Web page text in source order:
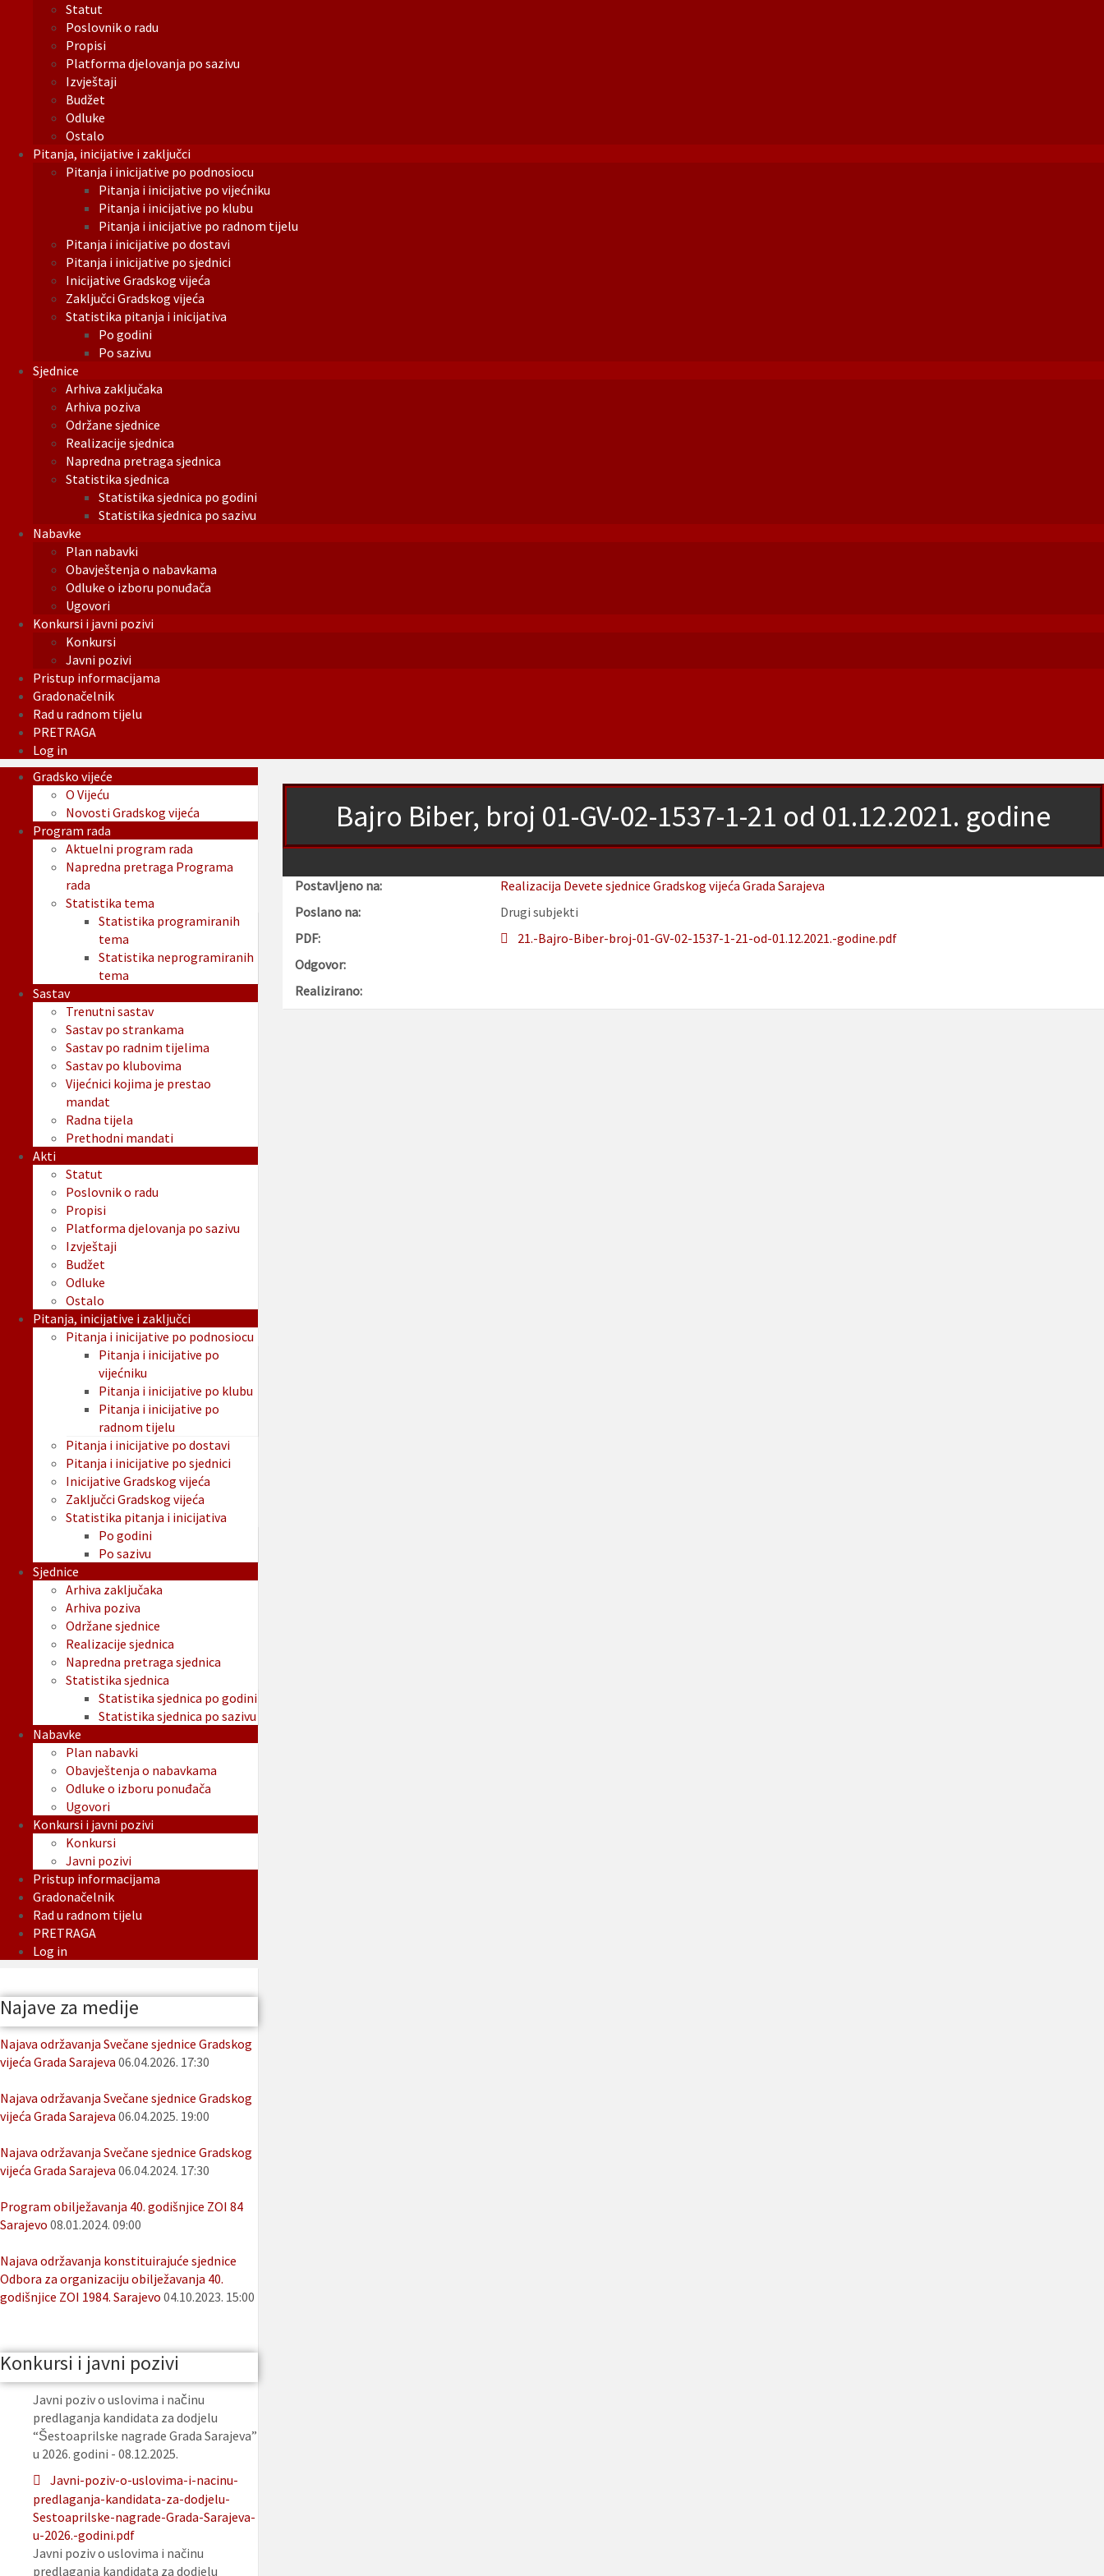
Statut
Poslovnik o radu
Propisi
Platforma djelovanja po sazivu
Izvještaji
Budžet
Odluke
Ostalo
Pitanja, inicijative i zaključci
Pitanja i inicijative po podnosiocu
Pitanja i inicijative po vijećniku
Pitanja i inicijative po klubu
Pitanja i inicijative po radnom tijelu
Pitanja i inicijative po dostavi
Pitanja i inicijative po sjednici
Inicijative Gradskog vijeća
Zaključci Gradskog vijeća
Statistika pitanja i inicijativa
Po godini
Po sazivu
Sjednice
Arhiva zaključaka
Arhiva poziva
Održane sjednice
Realizacije sjednica
Napredna pretraga sjednica
Statistika sjednica
Statistika sjednica po godini
Statistika sjednica po sazivu
Nabavke
Plan nabavki
Obavještenja o nabavkama
Odluke o izboru ponuđača
Ugovori
Konkursi i javni pozivi
Konkursi
Javni pozivi
Pristup informacijama
Gradonačelnik
Rad u radnom tijelu
PRETRAGA
Log in
Bajro Biber, broj 01-GV-02-1537-1-21 od 01.12.2021. godine
Postavljeno na:
Realizacija Devete sjednice Gradskog vijeća Grada Sarajeva
Poslano na:
Drugi subjekti
PDF:
21.-Bajro-Biber-broj-01-GV-02-1537-1-21-od-01.12.2021.-godine.pdf
Odgovor:
Realizirano:
Gradsko vijeće
O Vijeću
Novosti Gradskog vijeća
Program rada
Aktuelni program rada
Napredna pretraga Programa
rada
Statistika tema
Statistika programiranih
tema
Statistika neprogramiranih
tema
Sastav
Trenutni sastav
Sastav po strankama
Sastav po radnim tijelima
Sastav po klubovima
Vijećnici kojima je prestao
mandat
Radna tijela
Prethodni mandati
Akti
Statut
Poslovnik o radu
Propisi
Platforma djelovanja po sazivu
Izvještaji
Budžet
Odluke
Ostalo
Pitanja, inicijative i zaključci
Pitanja i inicijative po podnosiocu
Pitanja i inicijative po
vijećniku
Pitanja i inicijative po klubu
Pitanja i inicijative po
radnom tijelu
Pitanja i inicijative po dostavi
Pitanja i inicijative po sjednici
Inicijative Gradskog vijeća
Zaključci Gradskog vijeća
Statistika pitanja i inicijativa
Po godini
Po sazivu
Sjednice
Arhiva zaključaka
Arhiva poziva
Održane sjednice
Realizacije sjednica
Napredna pretraga sjednica
Statistika sjednica
Statistika sjednica po godini
Statistika sjednica po sazivu
Nabavke
Plan nabavki
Obavještenja o nabavkama
Odluke o izboru ponuđača
Ugovori
Konkursi i javni pozivi
Konkursi
Javni pozivi
Pristup informacijama
Gradonačelnik
Rad u radnom tijelu
PRETRAGA
Log in
Najave za medije
Najava održavanja Svečane sjednice Gradskog
vijeća Grada Sarajeva 06.04.2026. 17:30
Najava održavanja Svečane sjednice Gradskog
vijeća Grada Sarajeva 06.04.2025. 19:00
Najava održavanja Svečane sjednice Gradskog
vijeća Grada Sarajeva 06.04.2024. 17:30
Program obilježavanja 40. godišnjice ZOI 84
Sarajevo 08.01.2024. 09:00
Najava održavanja konstituirajuće sjednice
Odbora za organizaciju obilježavanja 40.
godišnjice ZOI 1984. Sarajevo 04.10.2023. 15:00
Konkursi i javni pozivi
Javni poziv o uslovima i načinu
predlaganja kandidata za dodjelu
“Šestoaprilske nagrade Grada Sarajeva”
u 2026. godini - 08.12.2025.
Javni-poziv-o-uslovima-i-nacinu-
predlaganja-kandidata-za-dodjelu-
Sestoaprilske-nagrade-Grada-Sarajeva-
u-2026.-godini.pdf
Javni poziv o uslovima i načinu
predlaganja kandidata za dodjelu